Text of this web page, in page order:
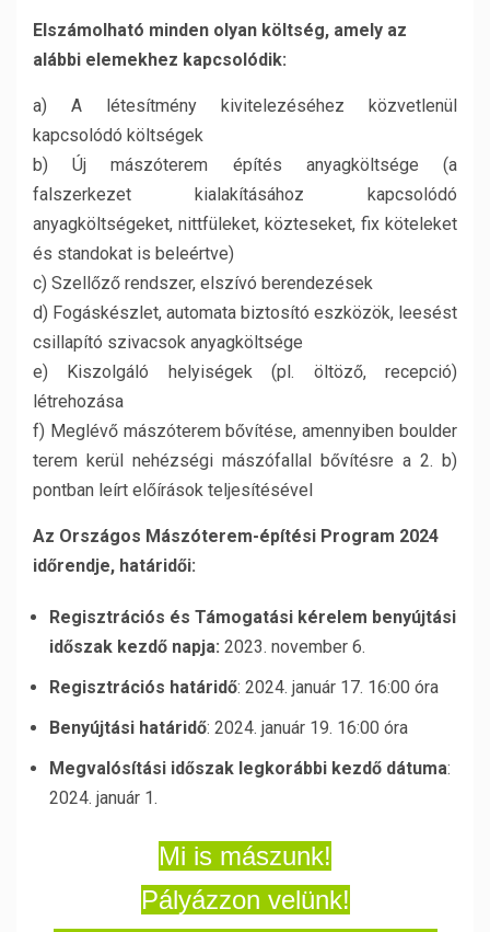
Elszámolható minden olyan költség, amely az
alábbi elemekhez kapcsolódik:
a) A létesítmény kivitelezéséhez közvetlenül
kapcsolódó költségek
b) Új mászóterem építés anyagköltsége (a
falszerkezet kialakításához kapcsolódó
anyagköltségeket, nittfüleket, közteseket, fix köteleket
és standokat is beleértve)
c) Szellőző rendszer, elszívó berendezések
d) Fogáskészlet, automata biztosító eszközök, leesést
csillapító szivacsok anyagköltsége
e) Kiszolgáló helyiségek (pl. öltöző, recepció)
létrehozása
f) Meglévő mászóterem bővítése, amennyiben boulder
terem kerül nehézségi mászófallal bővítésre a 2. b)
pontban leírt előírások teljesítésével
Az Országos Mászóterem-építési Program 2024
időrendje, határidői:
Regisztrációs és Támogatási kérelem benyújtási
időszak kezdő napja: 2023. november 6.
Regisztrációs határidő: 2024. január 17. 16:00 óra
Benyújtási határidő: 2024. január 19. 16:00 óra
Megvalósítási időszak legkorábbi kezdő dátuma:
2024. január 1.
Mi is mászunk!
Pályázzon velünk!